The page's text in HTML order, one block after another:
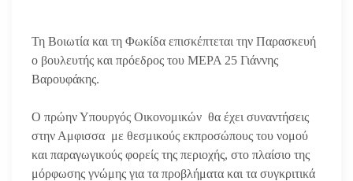
Τη Βοιωτία και τη Φωκίδα επισκέπτεται την Παρασκευή
ο βουλευτής και πρόεδρος του ΜΕΡΑ 25 Γιάννης
Βαρουφάκης.
Ο πρώην Υπουργός Οικονομικών θα έχει συναντήσεις
στην Αμφισσα με θεσμικούς εκπροσώπους του νομού
και παραγωγικούς φορείς της περιοχής, στο πλαίσιο της
μόρφωσης γνώμης για τα προβλήματα και τα συγκριτικά